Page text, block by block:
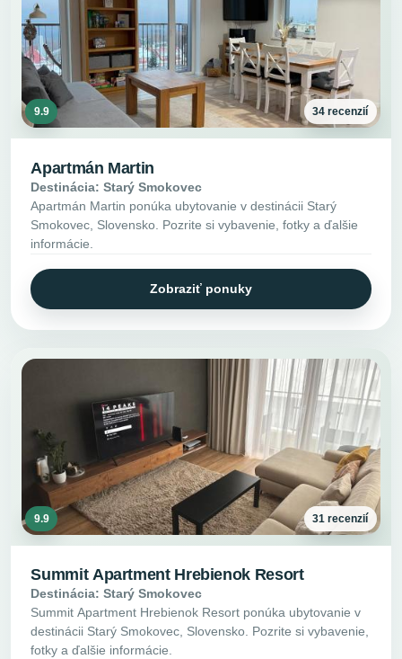
9.9 34 recenzií
Apartmán Martin
Destinácia: Starý Smokovec
Apartmán Martin ponúka ubytovanie v destinácii Starý
Smokovec, Slovensko. Pozrite si vybavenie, fotky a ďalšie
informácie.
Zobraziť ponuky
9.9 31 recenzií
Summit Apartment Hrebienok Resort
Destinácia: Starý Smokovec
Summit Apartment Hrebienok Resort ponúka ubytovanie v
destinácii Starý Smokovec, Slovensko. Pozrite si vybavenie,
fotky a ďalšie informácie.